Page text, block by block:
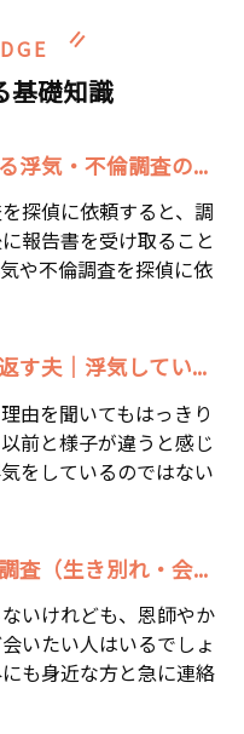
基礎知識
浮気・不倫調査の...
探偵に依頼すると、調
報告書を受け取ること
や不倫調査を探偵に依
す夫｜浮気してい...
由を聞いてもはっきり
前と様子が違うと感じ
をしているのではない
査（生き別れ・会...
いけれども、恩師やか
いたい人はいるでしょ
も身近な方と急に連絡